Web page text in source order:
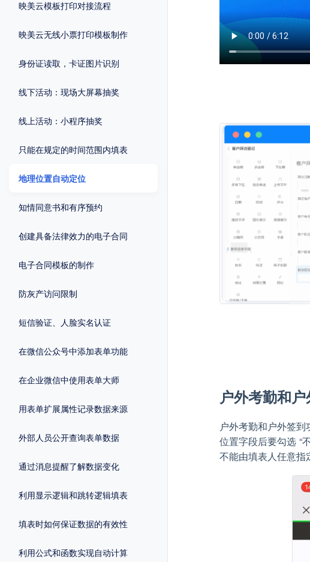
映美云模板打印对接流程
映美云无线小票打印模板制作
身份证读取，卡证图片识别
线下活动：现场大屏幕抽奖
线上活动：小程序抽奖
只能在规定的时间范围内填表
地理位置自动定位
知情同意书和有序预约
创建具备法律效力的电子合同
电子合同模板的制作
防灰产访问限制
短信验证、人脸实名认证
在微信公众号中添加表单功能
在企业微信中使用表单大师
用表单扩展属性记录数据来源
外部人员公开查询表单数据
通过消息提醒了解数据变化
利用显示逻辑和跳转逻辑填表
填表时如何保证数据的有效性
利用公式和函数实现自动计算
户外考勤和
户外考勤和户外签
位置字段后要勾选 “
不能由填表人任意指